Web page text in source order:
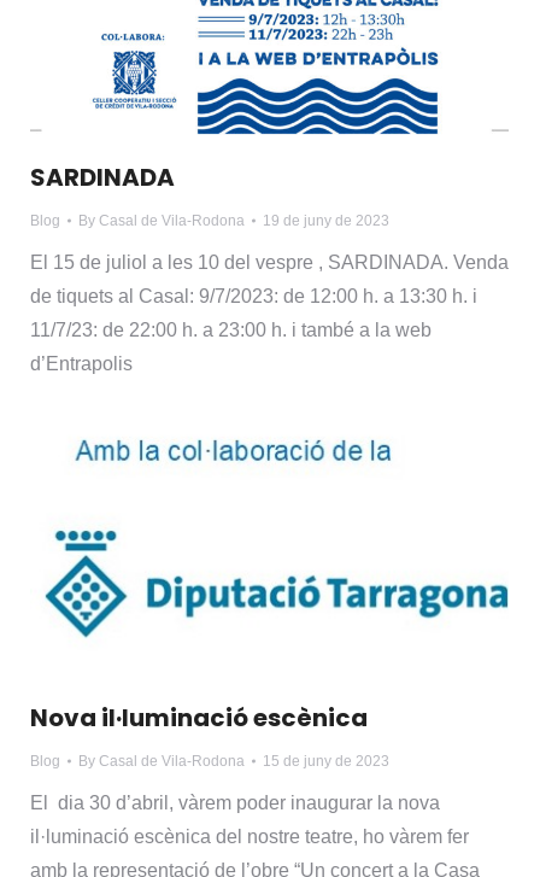
SARDINADA
Blog By Casal de Vila-Rodona 19 de juny de 2023
El 15 de juliol a les 10 del vespre , SARDINADA. Venda
de tiquets al Casal: 9/7/2023: de 12:00 h. a 13:30 h. i
11/7/23: de 22:00 h. a 23:00 h. i també a la web
d’Entrapolis
Nova il·luminació escènica
Blog By Casal de Vila-Rodona 15 de juny de 2023
El dia 30 d’abril, vàrem poder inaugurar la nova
il·luminació escènica del nostre teatre, ho vàrem fer
amb la representació de l’obre “Un concert a la Casa